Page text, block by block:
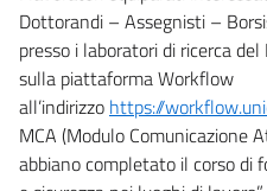
Dottorandi – Assegnisti –
presso i laboratori di ricerca
sulla piattaforma Workflow
all’indirizzo https://
MCA (Modulo Comunicazione
abbiano completato il corso di